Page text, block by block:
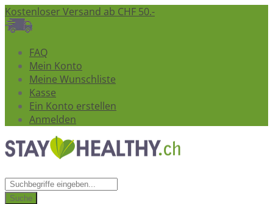
Kostenloser Versand ab CHF 50.-
FAQ
Mein Konto
Meine Wunschliste
Kasse
Ein Konto erstellen
Anmelden
Suche